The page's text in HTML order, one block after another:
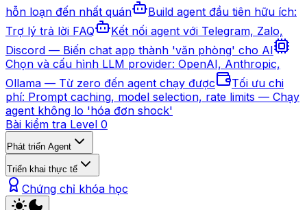
hỗn loạn đến nhất quán
Build agent đầu tiên hữu ích:
Trợ lý trả lời FAQ
Kết nối agent với Telegram, Zalo,
Discord — Biến chat app thành 'văn phòng' cho AI
Chọn và cấu hình LLM provider: OpenAI, Anthropic,
Ollama — Từ zero đến agent chạy được
Tối ưu chi
phí: Prompt caching, model selection, rate limits — Chạy
agent không lo 'hóa đơn shock'
Bài kiểm tra Level 0
Phát triển Agent
Triển khai thực tế
Chứng chỉ khóa học